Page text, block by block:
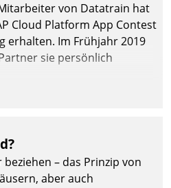
von Datatrain hat
Cloud Platform App Contest
erhalten. Im Frühjahr 2019
sie persönlich
– das Prinzip von
aber auch